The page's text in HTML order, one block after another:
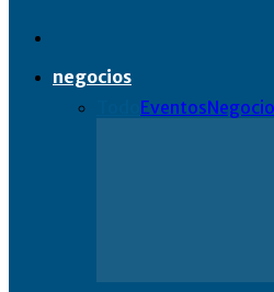
negocios
Eventos